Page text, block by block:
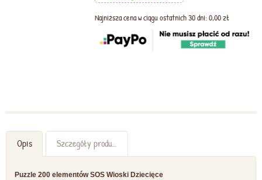
Najniższa cena w ciągu ostatnich 30 dni: 0,00 zł
Opis Szczegóły produktu
Puzzle 200 elementów SOS Wioski Dziecięce